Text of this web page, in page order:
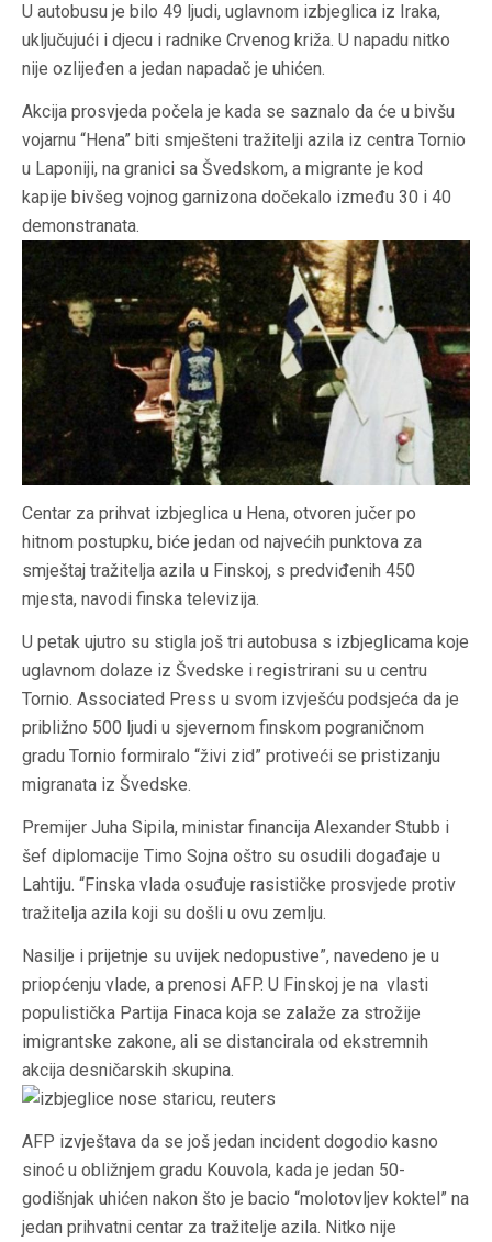
U autobusu je bilo 49 ljudi, uglavnom izbjeglica iz Iraka,
uključujući i djecu i radnike Crvenog križa. U napadu nitko
nije ozlijeđen a jedan napadač je uhićen.
Akcija prosvjeda počela je kada se saznalo da će u bivšu
vojarnu “Hena” biti smješteni tražitelji azila iz centra Tornio
u Laponiji, na granici sa Švedskom, a migrante je kod
kapije bivšeg vojnog garnizona dočekalo između 30 i 40
demonstranata.
Centar za prihvat izbjeglica u Hena, otvoren jučer po
hitnom postupku, biće jedan od najvećih punktova za
smještaj tražitelja azila u Finskoj, s predviđenih 450
mjesta, navodi finska televizija.
U petak ujutro su stigla još tri autobusa s izbjeglicama koje
uglavnom dolaze iz Švedske i registrirani su u centru
Tornio. Associated Press u svom izvješću podsjeća da je
približno 500 ljudi u sjevernom finskom pograničnom
gradu Tornio formiralo “živi zid” protiveći se pristizanju
migranata iz Švedske.
Premijer Juha Sipila, ministar financija Alexander Stubb i
šef diplomacije Timo Sojna oštro su osudili događaje u
Lahtiju. “Finska vlada osuđuje rasističke prosvjede protiv
tražitelja azila koji su došli u ovu zemlju.
Nasilje i prijetnje su uvijek nedopustive”, navedeno je u
priopćenju vlade, a prenosi AFP. U Finskoj je na vlasti
populistička Partija Finaca koja se zalaže za strožije
imigrantske zakone, ali se distancirala od ekstremnih
akcija desničarskih skupina.
AFP izvještava da se još jedan incident dogodio kasno
sinoć u obližnjem gradu Kouvola, kada je jedan 50-
godišnjak uhićen nakon što je bacio “molotovljev koktel” na
jedan prihvatni centar za tražitelje azila. Nitko nije